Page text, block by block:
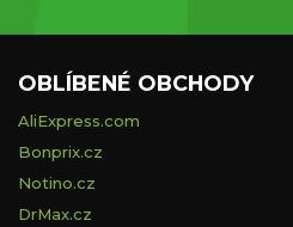
OBLÍBENÉ OBCHODY
AliExpress.com
Bonprix.cz
Notino.cz
DrMax.cz